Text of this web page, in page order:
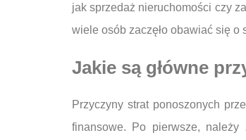
jak sprzedaż nieruchomości czy
wiele osób zaczęło obawiać się o
Jakie są główne
Przyczyny strat ponoszonych
finansowe. Po pierwsze, należy